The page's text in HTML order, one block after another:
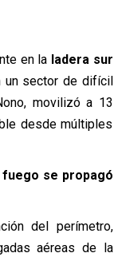
en la ladera sur
un sector de difícil
movilizó a 13
desde múltiples
fuego se propagó
del perímetro,
aéreas de la